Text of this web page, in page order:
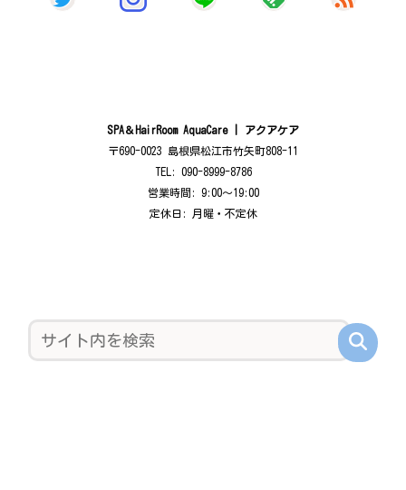
SPA＆HairRoom AquaCare | アクアケア
〒690-0023 島根県松江市竹矢町808-11
TEL: 090-8999-8786
営業時間: 9:00〜19:00
定休日: 月曜・不定休